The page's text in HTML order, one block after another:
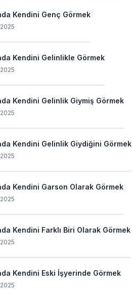
Kendini Genç Görmek
Kendini Gelinlikle Görmek
Kendini Gelinlik Giymiş Görmek
Kendini Gelinlik Giydiğini Görmek
Kendini Garson Olarak Görmek
Kendini Farklı Biri Olarak Görmek
Kendini Eski İşyerinde Görmek